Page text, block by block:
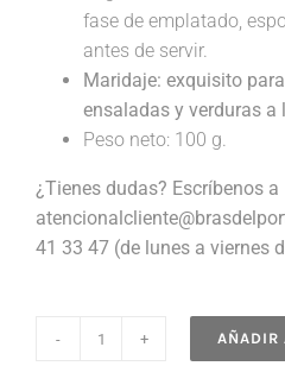
fase de emplatado,
antes de servir.
Maridaje: exquisito
ensaladas y verduras a
Peso neto: 100 g.
¿Tienes dudas? Escríbenos a
41 33 47 (de lunes a viernes
Espuma
AÑADIR